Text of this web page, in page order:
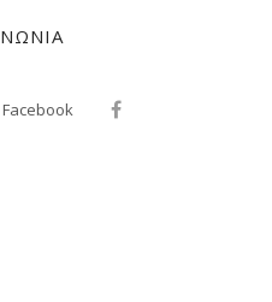
Facebook